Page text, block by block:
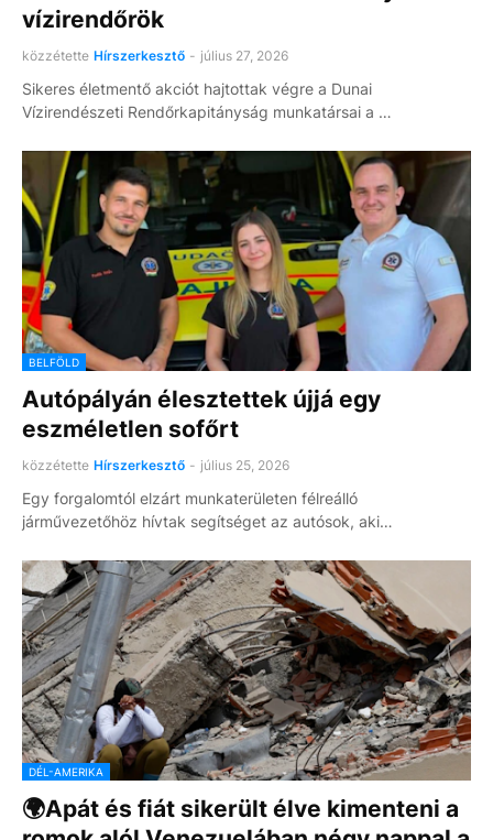
vízirendőrök
közzétette Hírszerkesztő - július 27, 2026
Sikeres életmentő akciót hajtottak végre a Dunai
Vízirendészeti Rendőrkapitányság munkatársai a …
BELFÖLD
Autópályán élesztettek újjá egy
eszméletlen sofőrt
közzétette Hírszerkesztő - július 25, 2026
Egy forgalomtól elzárt munkaterületen félreálló
járművezetőhöz hívtak segítséget az autósok, aki…
DÉL-AMERIKA
🌍Apát és fiát sikerült élve kimenteni a